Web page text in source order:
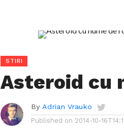
STIRI
Asteroid cu
By Adrian Vrauko
Published on 2014-10-